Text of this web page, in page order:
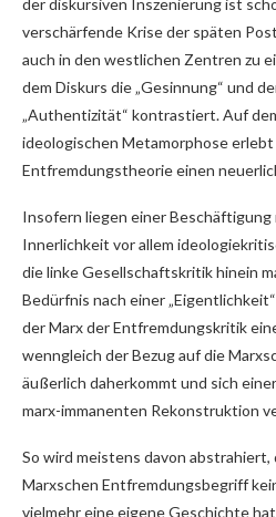
der diskursiven Inszenierung ist
verschärfende Krise der späten
auch in den westlichen Zentren zu
dem Diskurs die „Gesinnung“ und
„Authentizität“ kontrastiert. Auf
ideologischen Metamorphose erlebt
Entfremdungstheorie einen
Insofern liegen einer Beschäftigung
Innerlichkeit vor allem
die linke Gesellschaftskritik hinein
Bedürfnis nach einer
der Marx der Entfremdungskritik
wenngleich der Bezug auf die
äußerlich daherkommt und sich
marx-immanenten Rekonstruktion
So wird meistens davon abstrahiert,
Marxschen Entfremdungsbegriff
vielmehr eine eigene Geschichte